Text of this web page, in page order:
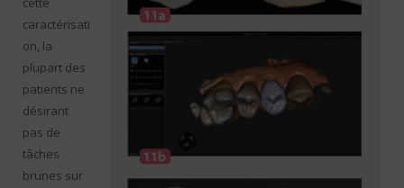
caractérisati
on, la
plupart des
patients ne
désirant
pas de
tâches
brunes sur